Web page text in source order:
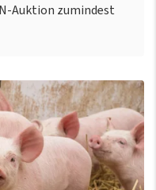
Auktion zumindest